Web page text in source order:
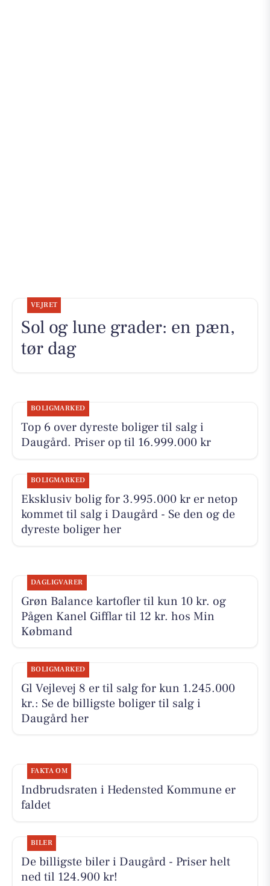
VEJRET
Sol og lune grader: en pæn,
tør dag
BOLIGMARKED
Top 6 over dyreste boliger til salg i
Daugård. Priser op til 16.999.000 kr
BOLIGMARKED
Eksklusiv bolig for 3.995.000 kr er netop
kommet til salg i Daugård - Se den og de
dyreste boliger her
DAGLIGVARER
Grøn Balance kartofler til kun 10 kr. og
Pågen Kanel Gifflar til 12 kr. hos Min
Købmand
BOLIGMARKED
Gl Vejlevej 8 er til salg for kun 1.245.000
kr.: Se de billigste boliger til salg i
Daugård her
FAKTA OM
Indbrudsraten i Hedensted Kommune er
faldet
BILER
De billigste biler i Daugård - Priser helt
ned til 124.900 kr!